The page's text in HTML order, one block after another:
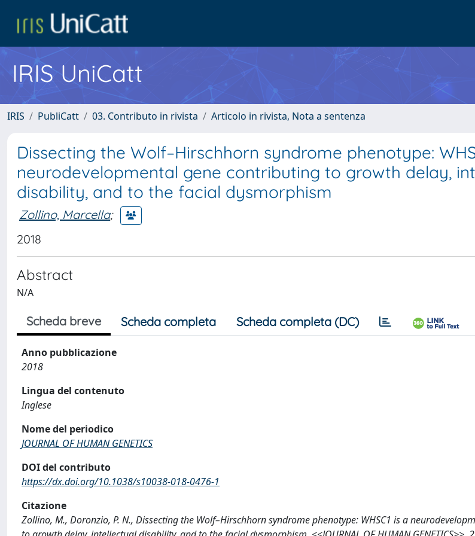
IRIS UniCatt
IRIS PubliCatt 03. Contributo in rivista Articolo in rivista, Nota a sentenza
Dissecting the Wolf–Hirschhorn syndrome phenotype:
neurodevelopmental gene contributing to growth delay,
disability, and to the facial dysmorphism
Zollino, Marcella;
2018
Abstract
N/A
Scheda breve Scheda completa Scheda completa (DC)
Anno pubblicazione
2018
Lingua del contenuto
Inglese
Nome del periodico
JOURNAL OF HUMAN GENETICS
DOI del contributo
https://dx.doi.org/10.1038/s10038-018-0476-1
Citazione
Zollino, M., Doronzio, P. N., Dissecting the Wolf–Hirschhorn syndrome phenotype: WHSC1 is a